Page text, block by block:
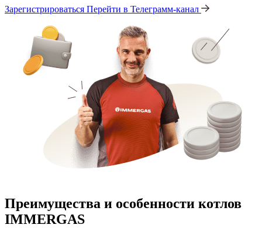
Зарегистрироваться Перейти в Телеграмм-канал
Преимущества и особенности котлов
IMMERGAS